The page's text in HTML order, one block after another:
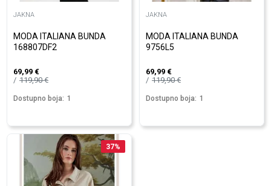
JAKNA
MODA ITALIANA BUNDA
168807DF2
69,99 €
119,90€
Dostupno boja: 1
JAKNA
MODA ITALIANA BUNDA
9756L5
69,99 €
119,90€
Dostupno boja: 1
37%